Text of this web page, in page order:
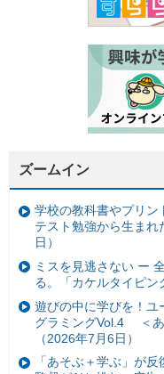
ズームイン
学校の教科書やプリ
テスト勉強から生ま
日）
ミスを見逃さない ー
る。「カケルタイピン
遊びの中に学びを！ユ
グラミングVol.4 ＜あ
（2026年7月6日）
「あそぶ＋学ぶ」が